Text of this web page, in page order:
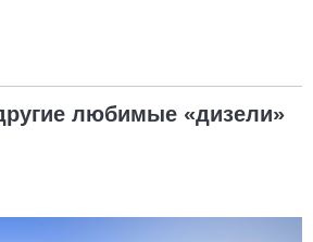
любимые «дизели»